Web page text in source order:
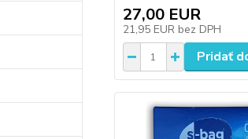
27,00 EUR
21,95 EUR bez DPH
Pridať